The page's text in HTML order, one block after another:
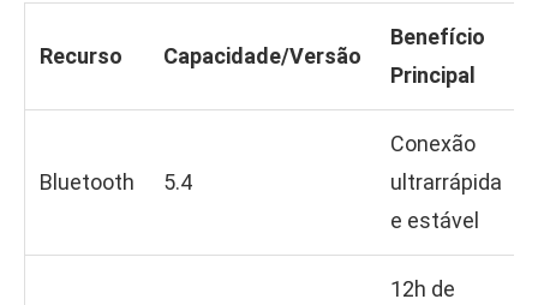
Recurso Capacidade/Versão
Benefício
Principal
Bluetooth 5.4
Conexão
ultrarrápida
e estável
12h de